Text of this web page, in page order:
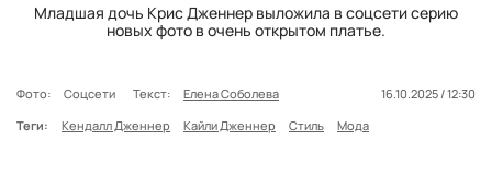
Младшая дочь Крис Дженнер выложила в соцсети серию
новых фото в очень открытом платье.
Фото: Соцсети Текст: Елена Соболева
16.10.2025 / 12:30
Теги:
Кендалл Дженнер Кайли Дженнер Стиль Мода